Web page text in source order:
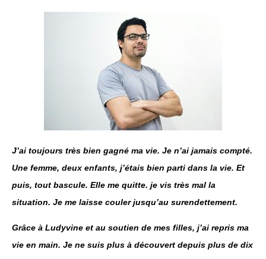
J’ai toujours très bien gagné ma vie. Je n’ai jamais compté.
Une femme, deux enfants, j’étais bien parti dans la vie. Et
puis, tout bascule. Elle me quitte. je vis très mal la
situation. Je me laisse couler jusqu’au surendettement.
Grâce à Ludyvine et au soutien de mes filles, j’ai repris ma
vie en main. Je ne suis plus à découvert depuis plus de dix